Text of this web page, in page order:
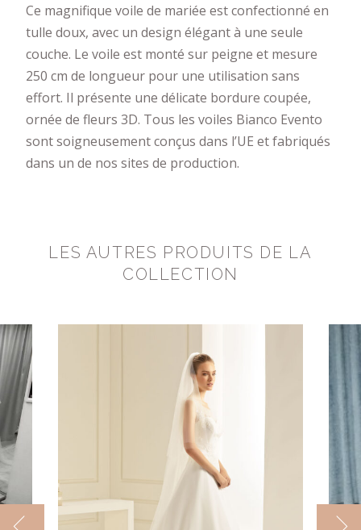
Ce magnifique voile de mariée est confectionné en
tulle doux, avec un design élégant à une seule
couche. Le voile est monté sur peigne et mesure
250 cm de longueur pour une utilisation sans
effort. Il présente une délicate bordure coupée,
ornée de fleurs 3D. Tous les voiles Bianco Evento
sont soigneusement conçus dans l’UE et fabriqués
dans un de nos sites de production.
LES AUTRES PRODUITS DE LA
COLLECTION